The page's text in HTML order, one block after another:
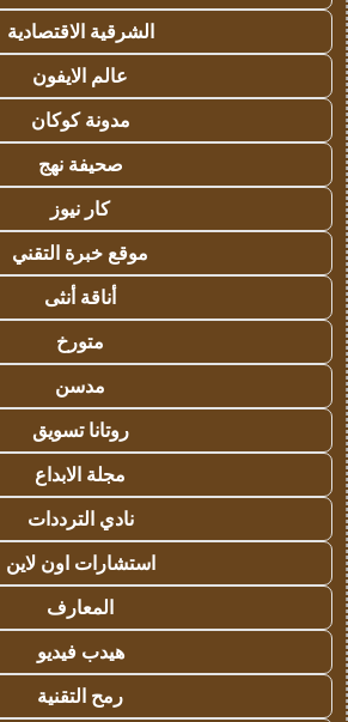
الشرقية الاقتصادية
عالم الايفون
مدونة كوكان
صحيفة نهج
كار نيوز
موقع خبرة التقني
أناقة أنثى
متورخ
مدسن
روتانا تسويق
مجلة الابداع
نادي الترددات
استشارات اون لاين
المعارف
هيدب فيديو
رمح التقنية